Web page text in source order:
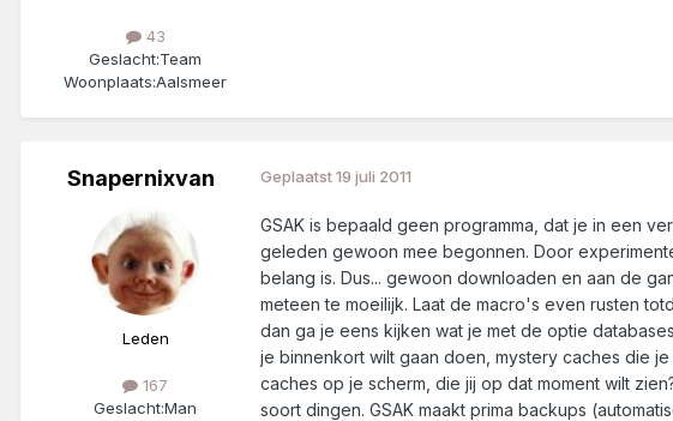
43
Geslacht:Team
Woonplaats:Aalsmeer
Snapernixvan
Leden
167
Geslacht:Man
Geplaatst19 juli 2011
GSAK is bepaald geen programma, dat je in een
geleden gewoon mee begonnen. Door
belang is. Dus... gewoon downloaden en aan de
meteen te moeilijk. Laat de macro's even rusten
dan ga je eens kijken wat je met de optie
je binnenkort wilt gaan doen, mystery caches die
caches op je scherm, die jij op dat moment wilt
soort dingen. GSAK maakt prima backups